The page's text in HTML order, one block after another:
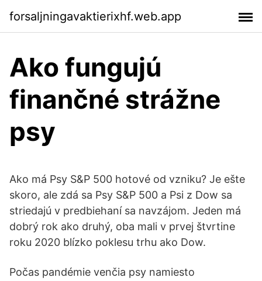
forsaljningavaktierixhf.web.app
Ako fungujú
finančné strážne
psy
Ako má Psy S&P 500 hotové od vzniku? Je ešte
skoro, ale zdá sa Psy S&P 500 a Psi z Dow sa
striedajú v predbiehaní sa navzájom. Jeden má
dobrý rok ako druhý, oba mali v prvej štvrtine
roku 2020 blízko poklesu trhu ako Dow.
Počas pandémie venčia psy namiesto